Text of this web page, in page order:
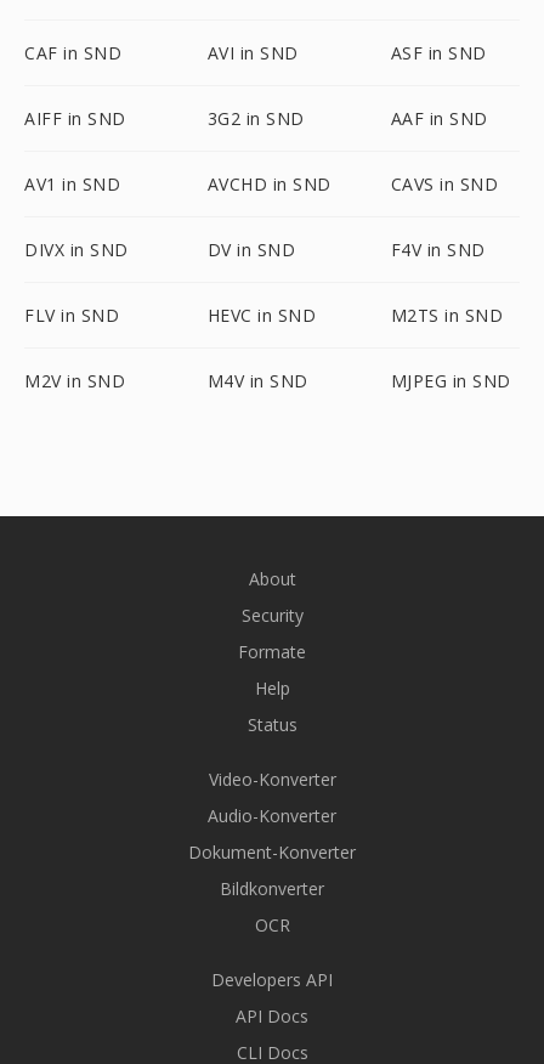
CAF in SND AVI in SND ASF in SND
AIFF in SND 3G2 in SND AAF in SND
AV1 in SND AVCHD in SND CAVS in SND
DIVX in SND DV in SND F4V in SND
FLV in SND HEVC in SND M2TS in SND
M2V in SND M4V in SND MJPEG in SND
About
Security
Formate
Help
Status
Video-Konverter
Audio-Konverter
Dokument-Konverter
Bildkonverter
OCR
Developers API
API Docs
CLI Docs